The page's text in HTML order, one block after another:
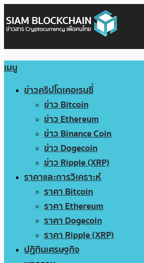
เมนู
ข่าวคริปโตเคอเรนซี่
ข่าว Bitcoin
ข่าว Ethereum
ข่าว Binance Coin
ข่าว Dogecoin
ข่าว Ripple (XRP)
ราคาและการวิเคราะห์
ราคา Bitcoin
ราคา Ethereum
ราคา Dogecoin
ราคา Ripple (XRP)
ปฏิทินเศรษฐกิจ